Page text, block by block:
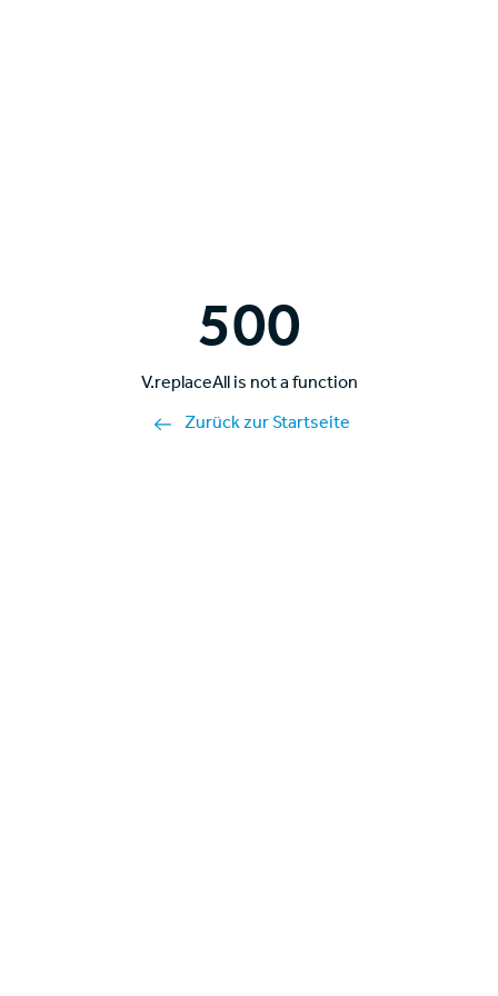
500
V.replaceAll is not a function
Zurück zur Startseite